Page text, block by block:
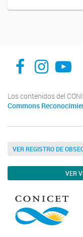
Facebook
Los contenidos del
Commons
VER REGISTRO DE
VER